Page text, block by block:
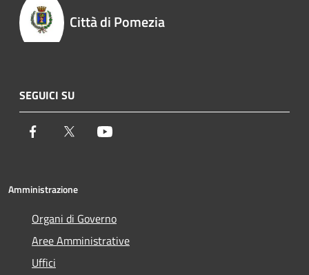
Città di Pomezia
SEGUICI SU
Facebook Twitter
Amministrazione
Organi di Governo
Aree Amministrative
Uffici